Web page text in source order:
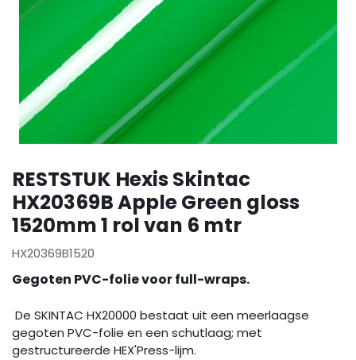
RESTSTUK Hexis Skintac
HX20369B Apple Green gloss
1520mm 1 rol van 6 mtr
HX20369B1520
Gegoten PVC-folie voor full-wraps.
De SKINTAC HX20000 bestaat uit een meerlaagse
gegoten PVC-folie en een schutlaag; met
gestructureerde HEX'Press-lijm.